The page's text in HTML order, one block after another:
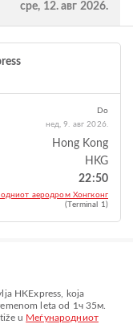
сре, 12. авг 2026.
Do
нед, 9. авг 2026.
Hong Kong
HKG
22:50
аеродром Хонгконг
(Terminal 1)
HKExpress , koja
leta od 1ч 35м
u Меѓународниот